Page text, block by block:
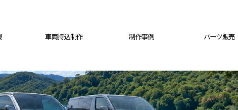
車両持込制作 制作事例 パーツ販売